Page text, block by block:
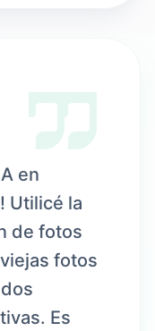
en
Utilicé la
de fotos
fotos
Es